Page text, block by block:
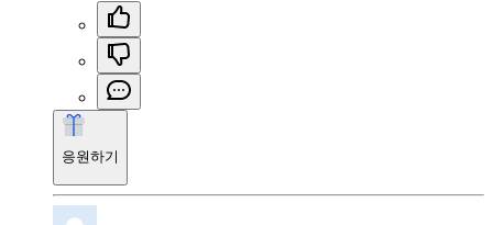
응원하기